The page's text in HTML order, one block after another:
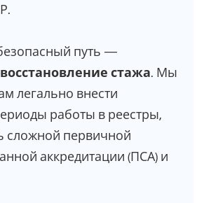
путь —
стажа. Мы
легально внести
работы в реестры,
сложной первичной
аккредитации (ПСА) и